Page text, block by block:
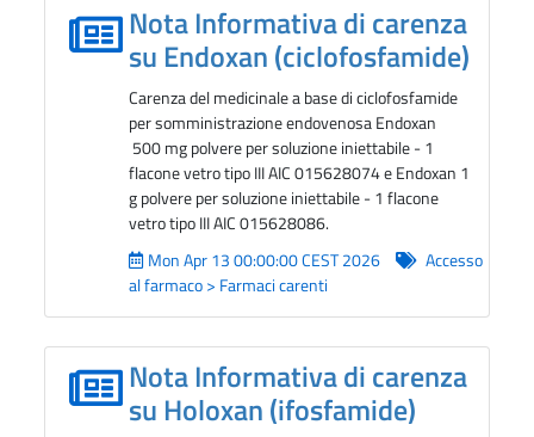
Nota Informativa di carenza
su Endoxan (ciclofosfamide)
Carenza del medicinale a base di ciclofosfamide
per somministrazione endovenosa Endoxan
500 mg polvere per soluzione iniettabile - 1
flacone vetro tipo III AIC 015628074 e Endoxan 1
g polvere per soluzione iniettabile - 1 flacone
vetro tipo III AIC 015628086.
Mon Apr 13 00:00:00 CEST 2026
Accesso
al farmaco > Farmaci carenti
Nota Informativa di carenza
su Holoxan (ifosfamide)